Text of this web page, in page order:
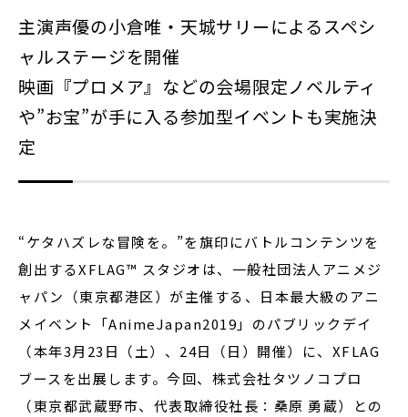
主演声優の小倉唯・天城サリーによるスペシ
ャルステージを開催
映画『プロメア』などの会場限定ノベルティ
や”お宝”が手に入る参加型イベントも実施決
定
“ケタハズレな冒険を。”を旗印にバトルコンテンツを
創出するXFLAG™ スタジオは、一般社団法人アニメジ
ャパン（東京都港区）が主催する、日本最大級のアニ
メイベント「AnimeJapan2019」のパブリックデイ
（本年3月23日（土）、24日（日）開催）に、XFLAG
ブースを出展します。今回、株式会社タツノコプロ
（東京都武蔵野市、代表取締役社長：桑原 勇蔵）との